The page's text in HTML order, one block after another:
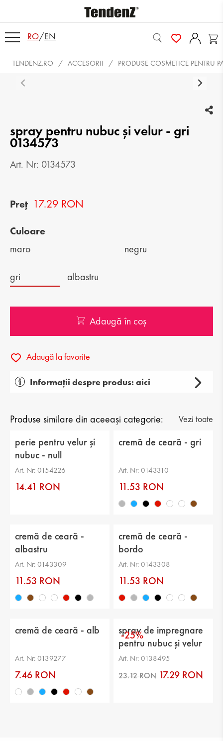
RO/EN
TENDENZ.RO ACCESORII PRODUSE COSMETICE PENTRU
spray pentru nubuc şi velur - gri
0134573
Art. Nr: 0134573
Preț 17.29 RON
Culoare
maro
negru
gri albastru
Adaugă în coș
Adaugă la favorite
Informații despre produs: aici
Tip: produse cosmetice pentru pantofi
Produse similare din aceeași categorie: Vezi toate
perie pentru velur și
nubuc - null
Art. Nr: 0154226
14.41 RON
cremă de ceară - gri
Art. Nr: 0143310
11.53 RON
cremă de ceară -
albastru
Art. Nr: 0143309
11.53 RON
cremă de ceară -
bordo
Art. Nr: 0143308
11.53 RON
cremă de ceară - alb
Art. Nr: 0139277
7.46 RON
-25%
spray de impregnare
pentru nubuc și velur
-
Art. Nr: 0138495
17.29 RON